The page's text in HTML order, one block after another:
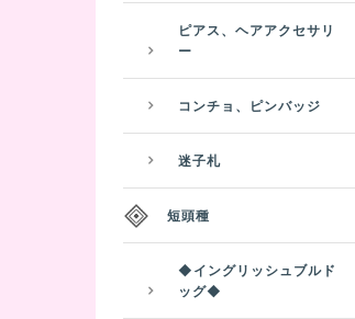
ピアス、ヘアアクセサリ
ー
コンチョ、ピンバッジ
迷子札
短頭種
◆イングリッシュブルド
ッグ◆